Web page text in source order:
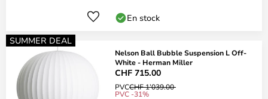
En stock
SUMMER DEAL
Nelson Ball Bubble Suspension L Off-
White - Herman Miller
CHF 715.00
PVCCHF 1’039.00
PVC -31%